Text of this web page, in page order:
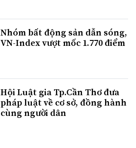
Nhóm bất động sản dẫn sóng,
VN-Index vượt mốc 1.770 điểm
Hội Luật gia Tp.Cần Thơ đưa
pháp luật về cơ sở, đồng hành
cùng người dân